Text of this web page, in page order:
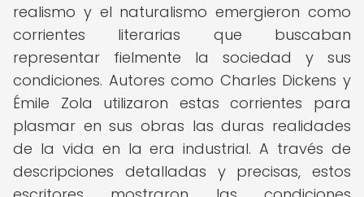
realismo y el naturalismo emergieron como
corrientes literarias que buscaban
representar fielmente la sociedad y sus
condiciones. Autores como Charles Dickens y
Émile Zola utilizaron estas corrientes para
plasmar en sus obras las duras realidades
de la vida en la era industrial. A través de
descripciones detalladas y precisas, estos